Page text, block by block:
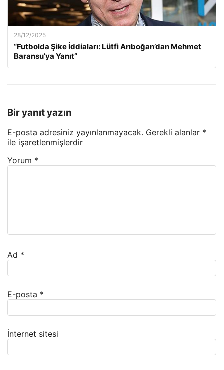
28/12/2025
“Futbolda Şike İddiaları: Lütfi Arıboğan’dan Mehmet
Baransu’ya Yanıt”
Bir yanıt yazın
E-posta adresiniz yayınlanmayacak. Gerekli alanlar *
ile işaretlenmişlerdir
Yorum *
Ad *
E-posta *
İnternet sitesi